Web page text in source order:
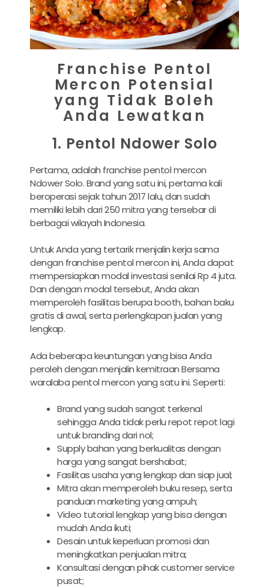
Franchise Pentol
Mercon Potensial
yang Tidak Boleh
Anda Lewatkan
1. Pentol Ndower Solo
Pertama, adalah franchise pentol mercon
Ndower Solo. Brand yang satu ini, pertama kali
beroperasi sejak tahun 2017 lalu, dan sudah
memiliki lebih dari 250 mitra yang tersebar di
berbagai wilayah Indonesia.
Untuk Anda yang tertarik menjalin kerja sama
dengan franchise pentol mercon ini, Anda dapat
mempersiapkan modal investasi senilai Rp 4 juta.
Dan dengan modal tersebut, Anda akan
memperoleh fasilitas berupa booth, bahan baku
gratis di awal, serta perlengkapan jualan yang
lengkap.
Ada beberapa keuntungan yang bisa Anda
peroleh dengan menjalin kemitraan Bersama
waralaba pentol mercon yang satu ini. Seperti:
Brand yang sudah sangat terkenal
sehingga Anda tidak perlu repot repot lagi
untuk branding dari nol;
Supply bahan yang berkualitas dengan
harga yang sangat bershabat;
Fasilitas usaha yang lengkap dan siap jual;
Mitra akan memperoleh buku resep, serta
panduan marketing yang ampuh;
Video tutorial lengkap yang bisa dengan
mudah Anda ikuti;
Desain untuk keperluan promosi dan
meningkatkan penjualan mitra;
Konsultasi dengan pihak customer service
pusat;